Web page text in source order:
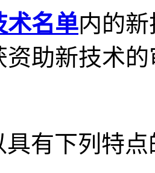
术名单内的
资助新技术
具有下列特